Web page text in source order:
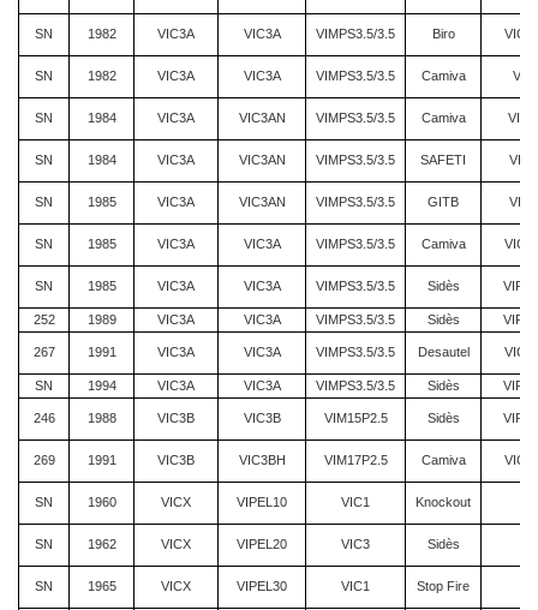
SN 1982 VIC3A VIC3A VIMPS3.5/3.5 Biro
SN 1982 VIC3A VIC3A VIMPS3.5/3.5 Camiva VIR
SN 1984 VIC3A VIC3AN VIMPS3.5/3.5 Camiva VIMP
SN 1984 VIC3A VIC3AN VIMPS3.5/3.5 SAFETI VIC3
SN 1985 VIC3A VIC3AN VIMPS3.5/3.5 GITB VIC3
SN 1985 VIC3A VIC3A VIMPS3.5/3.5 Camiva
SN 1985 VIC3A VIC3A VIMPS3.5/3.5 Sidès
252 1989 VIC3A VIC3A VIMPS3.5/3.5 Sidès
267 1991 VIC3A VIC3A VIMPS3.5/3.5 Desautel
SN 1994 VIC3A VIC3A VIMPS3.5/3.5 Sidès
246 1988 VIC3B VIC3B VIM15P2.5 Sidès
269 1991 VIC3B VIC3BH VIM17P2.5 Camiva
SN 1960 VICX VIPEL10 VIC1 Knockout
SN 1962 VICX VIPEL20 VIC3 Sidès
SN 1965 VICX VIPEL30 VIC1 Stop Fire